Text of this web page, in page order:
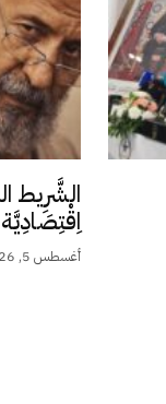
الشَّرِيط
أغسطس 5, 2026